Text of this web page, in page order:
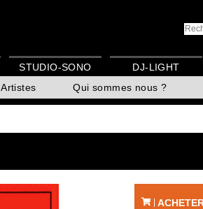
Artistes Qui sommes nous ?
STUDIO-SONO DJ-LIGHT